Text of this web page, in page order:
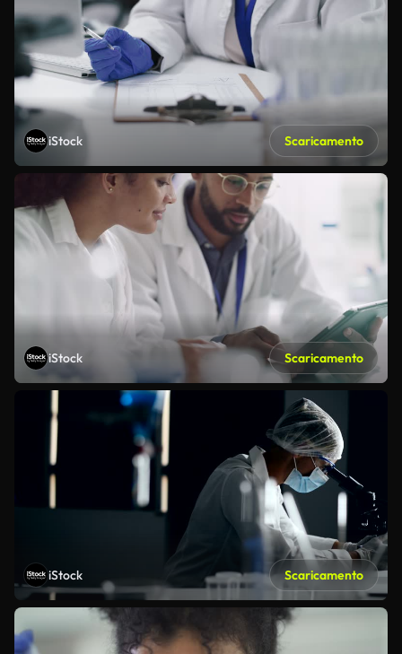
iStock Scaricamento
iStock Scaricamento
iStock Scaricamento